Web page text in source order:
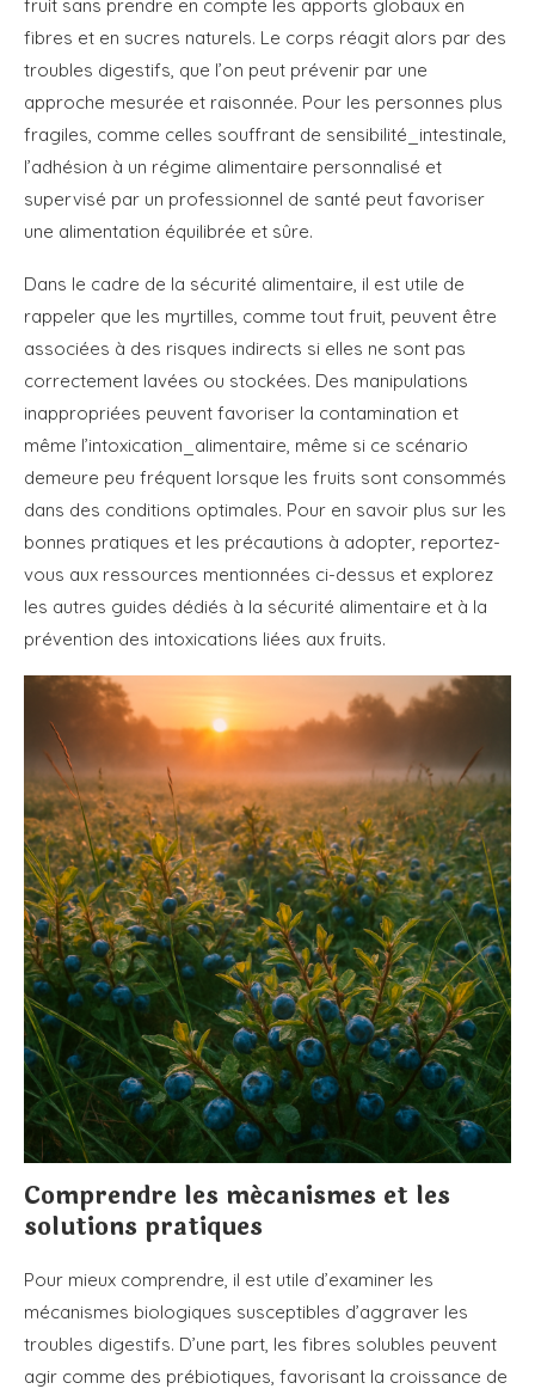
fruit sans prendre en compte les apports globaux en
fibres et en sucres naturels. Le corps réagit alors par des
troubles digestifs, que l’on peut prévenir par une
approche mesurée et raisonnée. Pour les personnes plus
fragiles, comme celles souffrant de sensibilité_intestinale,
l’adhésion à un régime alimentaire personnalisé et
supervisé par un professionnel de santé peut favoriser
une alimentation équilibrée et sûre.
Dans le cadre de la sécurité alimentaire, il est utile de
rappeler que les myrtilles, comme tout fruit, peuvent être
associées à des risques indirects si elles ne sont pas
correctement lavées ou stockées. Des manipulations
inappropriées peuvent favoriser la contamination et
même l’intoxication_alimentaire, même si ce scénario
demeure peu fréquent lorsque les fruits sont consommés
dans des conditions optimales. Pour en savoir plus sur les
bonnes pratiques et les précautions à adopter, reportez-
vous aux ressources mentionnées ci-dessus et explorez
les autres guides dédiés à la sécurité alimentaire et à la
prévention des intoxications liées aux fruits.
Comprendre les mécanismes et les
solutions pratiques
Pour mieux comprendre, il est utile d’examiner les
mécanismes biologiques susceptibles d’aggraver les
troubles digestifs. D’une part, les fibres solubles peuvent
agir comme des prébiotiques, favorisant la croissance de